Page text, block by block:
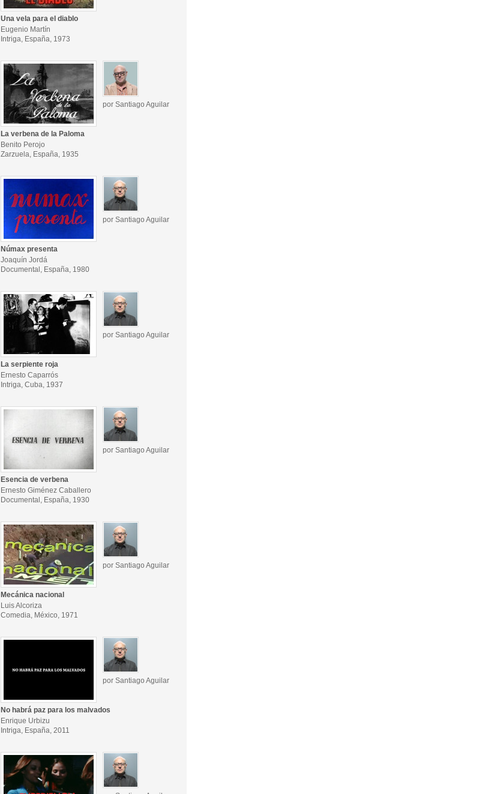
Una vela para el diablo
Eugenio Martín
Intriga, España, 1973
por Santiago Aguilar
La verbena de la Paloma
Benito Perojo
Zarzuela, España, 1935
por Santiago Aguilar
Númax presenta
Joaquín Jordá
Documental, España, 1980
por Santiago Aguilar
La serpiente roja
Ernesto Caparrós
Intriga, Cuba, 1937
por Santiago Aguilar
Esencia de verbena
Ernesto Giménez Caballero
Documental, España, 1930
por Santiago Aguilar
Mecánica nacional
Luis Alcoriza
Comedia, México, 1971
por Santiago Aguilar
No habrá paz para los malvados
Enrique Urbizu
Intriga, España, 2011